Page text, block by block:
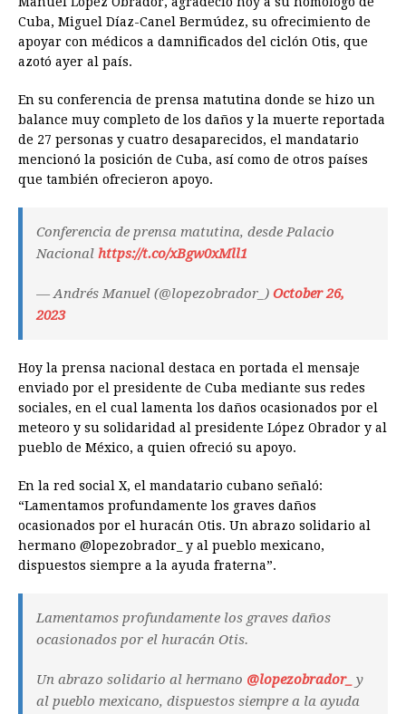
Cuba, Miguel Díaz-Canel Bermúdez, su ofrecimiento de
apoyar con médicos a damnificados del ciclón Otis, que
azotó ayer al país.
En su conferencia de prensa matutina donde se hizo un
balance muy completo de los daños y la muerte reportada
de 27 personas y cuatro desaparecidos, el mandatario
mencionó la posición de Cuba, así como de otros países
que también ofrecieron apoyo.
Conferencia de prensa matutina, desde Palacio
Nacional https://t.co/xBgw0xMll1
— Andrés Manuel (@lopezobrador_) October 26,
2023
Hoy la prensa nacional destaca en portada el mensaje
enviado por el presidente de Cuba mediante sus redes
sociales, en el cual lamenta los daños ocasionados por el
meteoro y su solidaridad al presidente López Obrador y al
pueblo de México, a quien ofreció su apoyo.
En la red social X, el mandatario cubano señaló:
“Lamentamos profundamente los graves daños
ocasionados por el huracán Otis. Un abrazo solidario al
hermano @lopezobrador_ y al pueblo mexicano,
dispuestos siempre a la ayuda fraterna”.
Lamentamos profundamente los graves daños
ocasionados por el huracán Otis.
Un abrazo solidario al hermano @lopezobrador_ y
al pueblo mexicano, dispuestos siempre a la ayuda